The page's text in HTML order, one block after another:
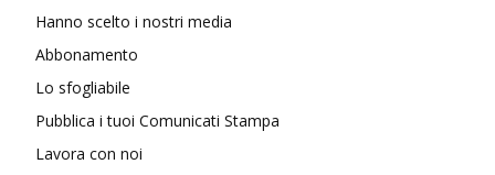
Hanno scelto i nostri media
Abbonamento
Lo sfogliabile
Pubblica i tuoi Comunicati Stampa
Lavora con noi